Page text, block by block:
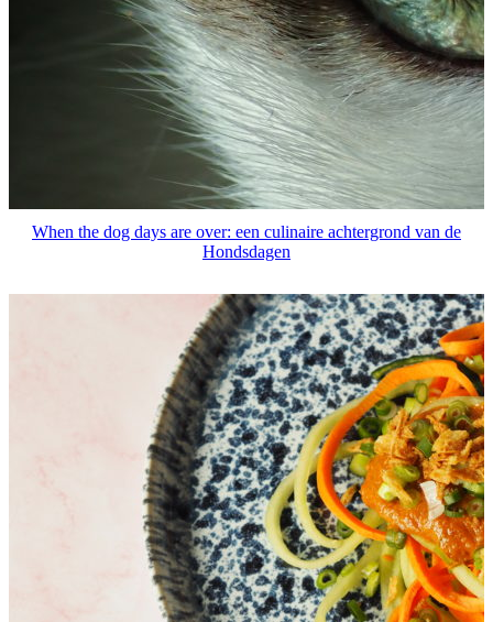
When the dog days are over: een culinaire achtergrond van de
Hondsdagen